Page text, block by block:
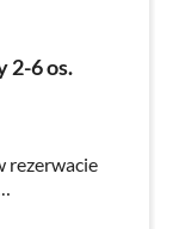
2-6 os.
rezerwacie